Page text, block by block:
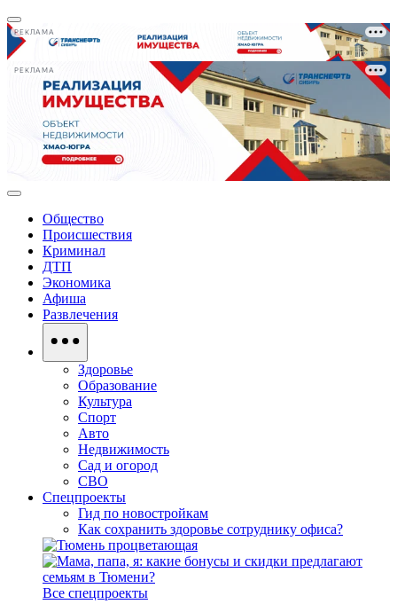
РЕКЛАМА
РЕКЛАМА
Общество
Происшествия
Криминал
ДТП
Экономика
Афиша
Развлечения
Здоровье
Образование
Культура
Спорт
Авто
Недвижимость
Сад и огород
СВО
Спецпроекты
Гид по новостройкам
Как сохранить здоровье сотруднику офиса?
Все спецпроекты